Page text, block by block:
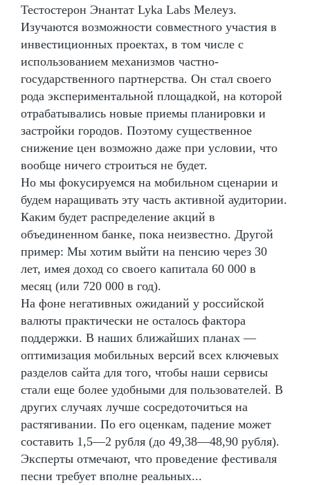
Тестостерон Энантат Lyka Labs Мелеуз.
Изучаются возможности совместного участия в
инвестиционных проектах, в том числе с
использованием механизмов частно-
государственного партнерства. Он стал своего
рода экспериментальной площадкой, на которой
отрабатывались новые приемы планировки и
застройки городов. Поэтому существенное
снижение цен возможно даже при условии, что
вообще ничего строиться не будет.
Но мы фокусируемся на мобильном сценарии и
будем наращивать эту часть активной аудитории.
Каким будет распределение акций в
объединенном банке, пока неизвестно. Другой
пример: Мы хотим выйти на пенсию через 30
лет, имея доход со своего капитала 60 000 в
месяц (или 720 000 в год).
На фоне негативных ожиданий у российской
валюты практически не осталось фактора
поддержки. В наших ближайших планах —
оптимизация мобильных версий всех ключевых
разделов сайта для того, чтобы наши сервисы
стали еще более удобными для пользователей. В
других случаях лучше сосредоточиться на
растягивании. По его оценкам, падение может
составить 1,5—2 рубля (до 49,38—48,90 рубля).
Эксперты отмечают, что проведение фестиваля
песни требует вполне реальных...